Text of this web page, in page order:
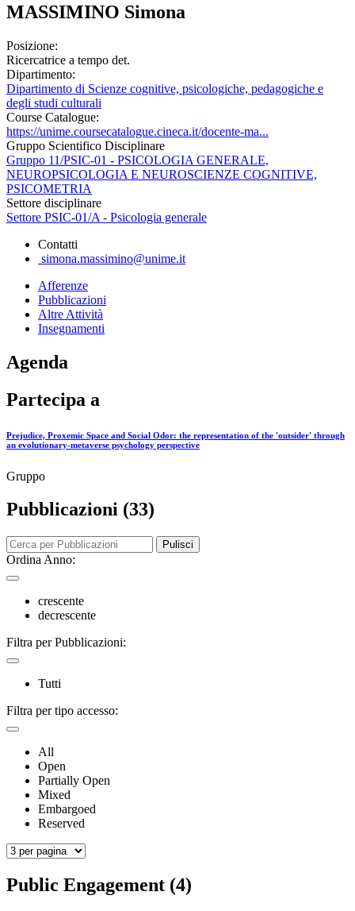
MASSIMINO Simona
Posizione:
Ricercatrice a tempo det.
Dipartimento:
Dipartimento di Scienze cognitive, psicologiche, pedagogiche e
degli studi culturali
Course Catalogue:
https://unime.coursecatalogue.cineca.it/docente-ma...
Gruppo Scientifico Disciplinare
Gruppo 11/PSIC-01 - PSICOLOGIA GENERALE,
NEUROPSICOLOGIA E NEUROSCIENZE COGNITIVE,
PSICOMETRIA
Settore disciplinare
Settore PSIC-01/A - Psicologia generale
Contatti
simona.massimino@unime.it
Afferenze
Pubblicazioni
Altre Attività
Insegnamenti
Agenda
Partecipa a
Prejudice, Proxemic Space and Social Odor: the representation of the 'outsider' through
an evolutionary-metaverse psychology perspective
Gruppo
Pubblicazioni (33)
Pulisci
Ordina Anno:
crescente
decrescente
Filtra per Pubblicazioni:
Tutti
Filtra per tipo accesso:
All
Open
Partially Open
Mixed
Embargoed
Reserved
Public Engagement (4)